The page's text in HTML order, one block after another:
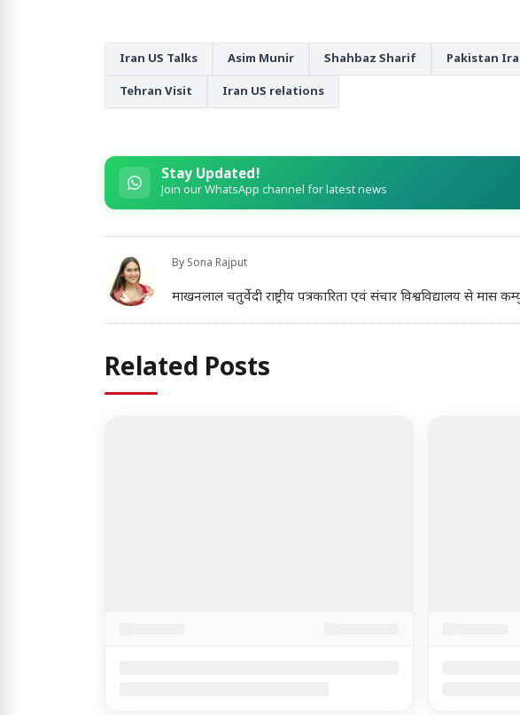
Iran US Talks Asim Munir Shahbaz Sharif Pakistan
Tehran Visit Iran US relations
Stay Updated!
Join our WhatsApp channel for latest news
By Sona Rajput
माखनलाल चतुर्वेदी राष्ट्रीय पत्रकारिता एवं संचार विश्वविद्यालय से
Related Posts